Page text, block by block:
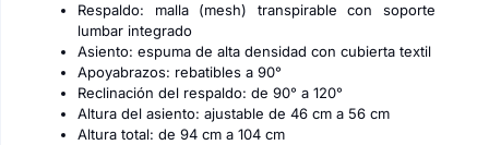
Respaldo: malla (mesh) transpirable con soporte
lumbar integrado
Asiento: espuma de alta densidad con cubierta textil
Apoyabrazos: rebatibles a 90°
Reclinación del respaldo: de 90° a 120°
Altura del asiento: ajustable de 46 cm a 56 cm
Altura total: de 94 cm a 104 cm